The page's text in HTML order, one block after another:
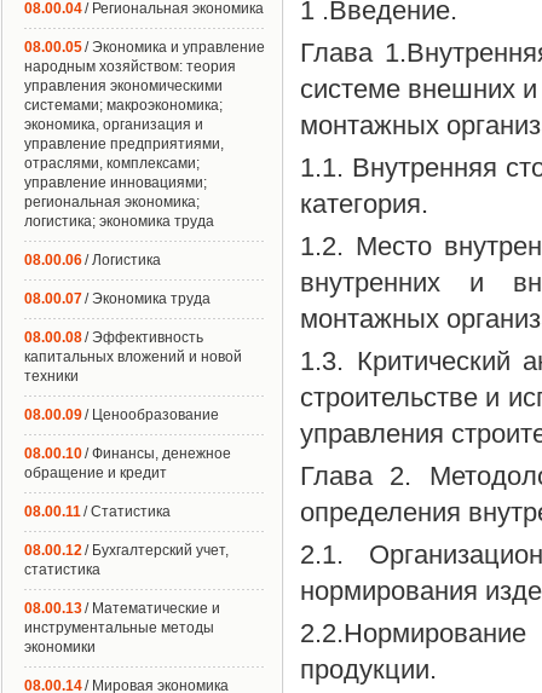
1 .Введение.
Глава
системе внешних и
монтажных
1.1. Внутренняя
категория.
1.2. Место
внутренних и
монтажных
1.3. Критический
строительстве и
управления
Глава 2.
определения
2.1.
нормирования
продукции.
08.00.04/ Региональная экономика
08.00.05/ Экономика и управление
народным хозяйством: теория
управления экономическими
системами; макроэкономика;
экономика, организация и
управление предприятиями,
отраслями, комплексами;
управление инновациями;
региональная экономика;
логистика; экономика труда
08.00.06/ Логистика
08.00.07/ Экономика труда
08.00.08/ Эффективность
капитальных вложений и новой
техники
08.00.09/ Ценообразование
08.00.10/ Финансы, денежное
обращение и кредит
08.00.11/ Статистика
08.00.12/ Бухгалтерский учет,
статистика
08.00.13/ Математические и
инструментальные методы
экономики
08.00.14/ Мировая экономика